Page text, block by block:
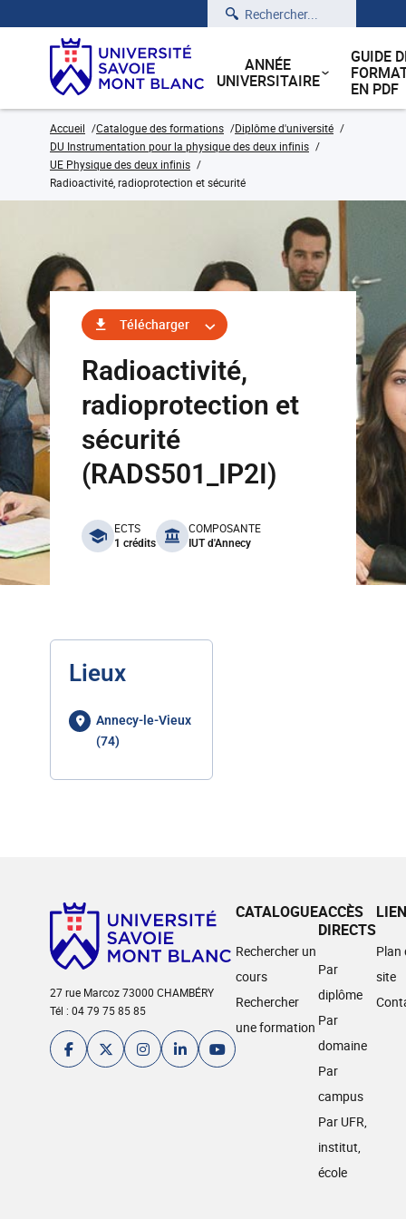
Rechercher
ANNÉE
UNIVERSITAIRE
GUIDE
EN PDF
Accueil Catalogue des formations
Diplôme d'université
DU Instrumentation pour la physique des deux infinis
UE Physique des deux infinis
Radioactivité, radioprotection et sécurité
Télécharger
Radioactivité,
radioprotection et
sécurité
(RADS501_IP2I)
benefits
ECTS
1 crédits
COMPOSANTE
IUT d'Annecy
Lieux
Annecy-le-Vieux
(74)
27 rue Marcoz 73000 CHAMBÉRY
Tél : 04 79 75 85 85
CATALOGUE
Rechercher un
cours
Rechercher
une formation
ACCÈS
DIRECTS
Par
diplôme
Par
domaine
Par
campus
Par UFR,
institut,
école
Plan
site